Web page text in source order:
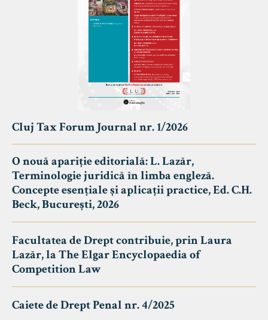
Cluj Tax Forum Journal nr. 1/2026
O nouă apariție editorială: L. Lazăr,
Terminologie juridică în limba engleză.
Concepte esențiale și aplicații practice, Ed. C.H.
Beck, București, 2026
Facultatea de Drept contribuie, prin Laura
Lazăr, la The Elgar Encyclopaedia of
Competition Law
Caiete de Drept Penal nr. 4/2025